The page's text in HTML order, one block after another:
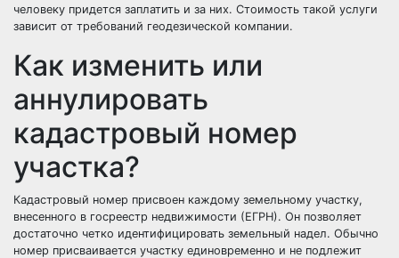
человеку придется заплатить и за них. Стоимость такой услуги
зависит от требований геодезической компании.
Как изменить или
аннулировать
кадастровый номер
участка?
Кадастровый номер присвоен каждому земельному участку,
внесенного в госреестр недвижимости (ЕГРН). Он позволяет
достаточно четко идентифицировать земельный надел. Обычно
номер присваивается участку единовременно и не подлежит